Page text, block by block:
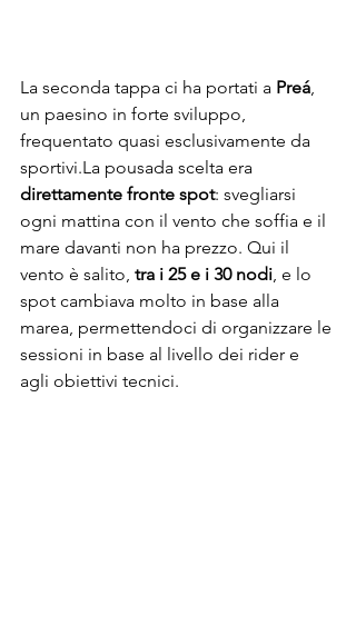
La seconda tappa ci ha portati a Preá,
un paesino in forte sviluppo,
frequentato quasi esclusivamente da
sportivi.La pousada scelta era
direttamente fronte spot: svegliarsi
ogni mattina con il vento che soffia e il
mare davanti non ha prezzo. Qui il
vento è salito, tra i 25 e i 30 nodi, e lo
spot cambiava molto in base alla
marea, permettendoci di organizzare le
sessioni in base al livello dei rider e
agli obiettivi tecnici.